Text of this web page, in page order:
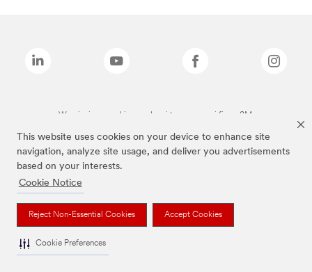
This website uses cookies on your device to enhance site
navigation, analyze site usage, and deliver you advertisements
based on your interests.
Cookie Notice
Reject Non-Essential Cookies Accept Cookies
Cookie Preferences
Wymienione marki są znakami towarowymi firmy 3M.